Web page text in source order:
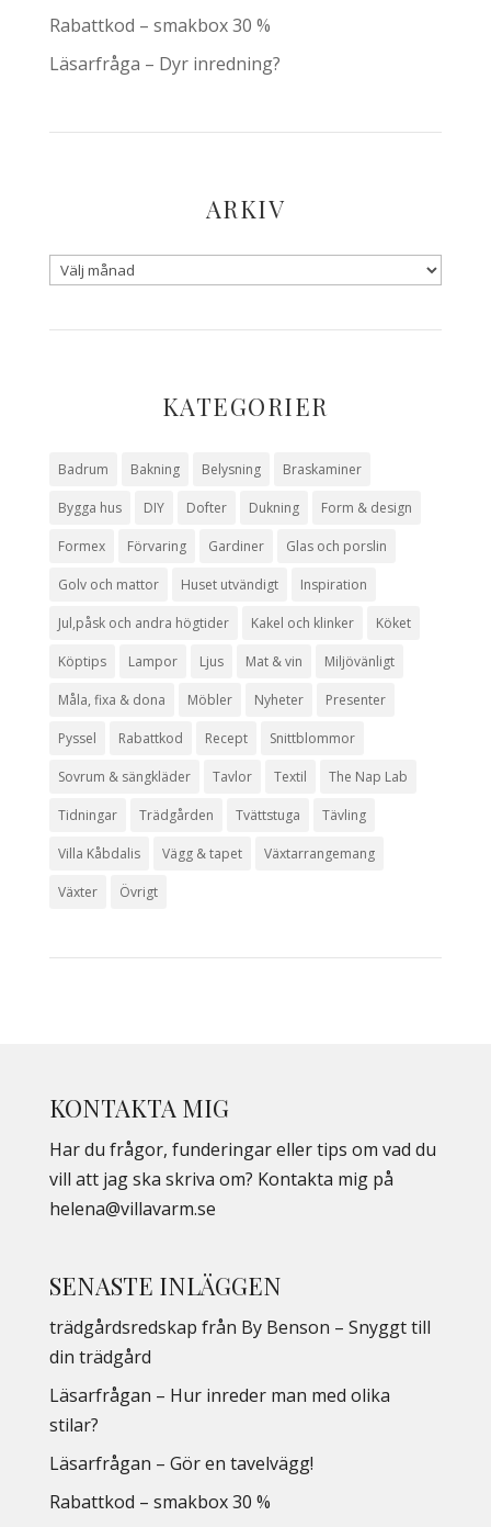
Rabattkod – smakbox 30 %
Läsarfråga – Dyr inredning?
ARKIV
KATEGORIER
Badrum Bakning Belysning Braskaminer
Bygga hus DIY Dofter Dukning Form & design
Formex Förvaring Gardiner Glas och porslin
Golv och mattor Huset utvändigt Inspiration
Jul,påsk och andra högtider Kakel och klinker Köket
Köptips Lampor Ljus Mat & vin Miljövänligt
Måla, fixa & dona Möbler Nyheter Presenter
Pyssel Rabattkod Recept Snittblommor
Sovrum & sängkläder Tavlor Textil The Nap Lab
Tidningar Trädgården Tvättstuga Tävling
Villa Kåbdalis Vägg & tapet Växtarrangemang
Växter Övrigt
KONTAKTA MIG
Har du frågor, funderingar eller tips om vad du
vill att jag ska skriva om? Kontakta mig på
helena@villavarm.se
SENASTE INLÄGGEN
trädgårdsredskap från By Benson – Snyggt till
din trädgård
Läsarfrågan – Hur inreder man med olika
stilar?
Läsarfrågan – Gör en tavelvägg!
Rabattkod – smakbox 30 %